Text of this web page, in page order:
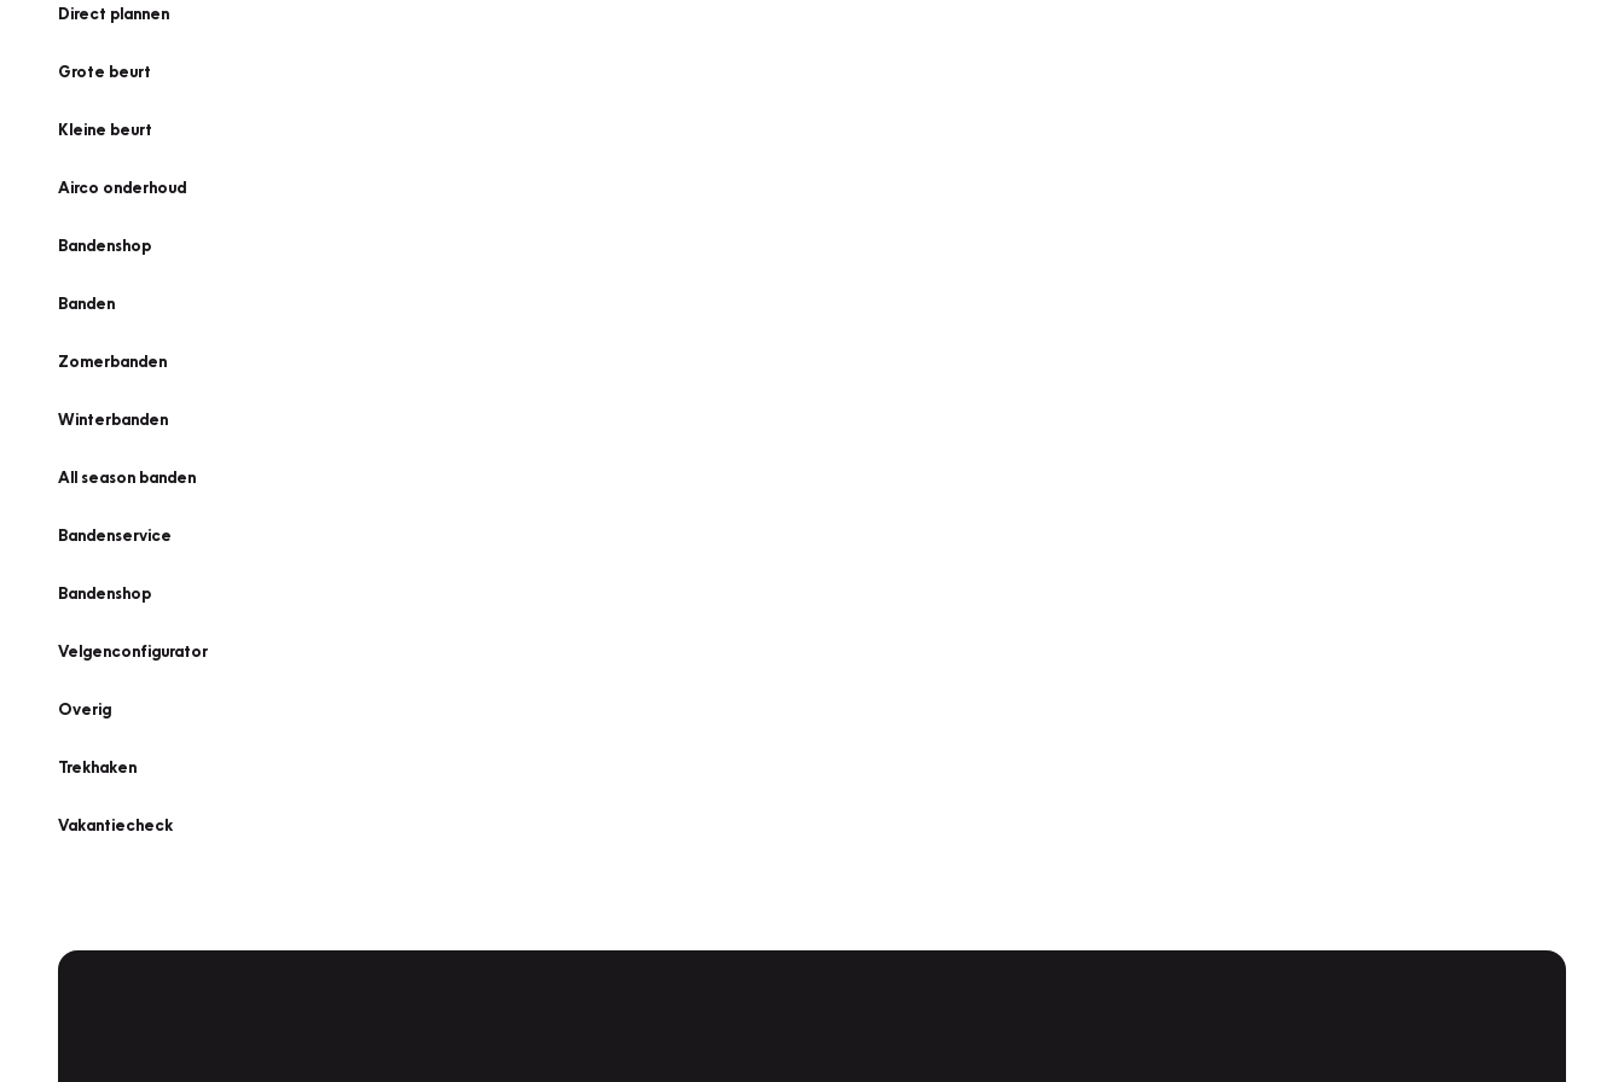
Direct plannen
Grote beurt
Kleine beurt
Airco onderhoud
Bandenshop
Banden
Zomerbanden
Winterbanden
All season banden
Bandenservice
Bandenshop
Velgenconfigurator
Overig
Trekhaken
Vakantiecheck